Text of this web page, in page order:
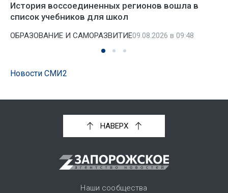
История воссоединенных регионов вошла в
список учебников для школ
ОБРАЗОВАНИЕ И САМОРАЗВИТИЕ09.08.2026 в 09:48
Новости СМИ2
НАВЕРХ
Наши сообщества